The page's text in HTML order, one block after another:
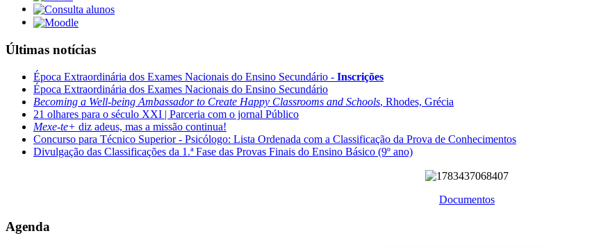
Últimas notícias
Época Extraordinária dos Exames Nacionais do Ensino Secundário - Inscrições
Época Extraordinária dos Exames Nacionais do Ensino Secundário
Becoming a Well-being Ambassador to Create Happy Classrooms and Schools, Rhodes, Grécia
21 olhares para o século XXI | Parceria com o jornal Público
Mexe-te+ diz adeus, mas a missão continua!
Concurso para Técnico Superior - Psicólogo: Lista Ordenada com a Classificação da Prova de Conhecimentos
Divulgação das Classificações da 1.ª Fase das Provas Finais do Ensino Básico (9º ano)
Documentos
Agenda